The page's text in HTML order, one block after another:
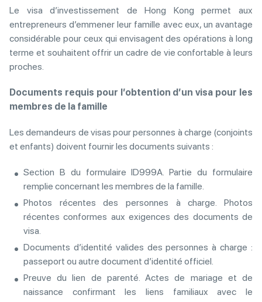
Le visa d’investissement de Hong Kong permet aux
entrepreneurs d’emmener leur famille avec eux, un avantage
considérable pour ceux qui envisagent des opérations à long
terme et souhaitent offrir un cadre de vie confortable à leurs
proches.
Documents requis pour l’obtention d’un visa pour les
membres de la famille
Les demandeurs de visas pour personnes à charge (conjoints
et enfants) doivent fournir les documents suivants :
Section B du formulaire ID999A. Partie du formulaire
remplie concernant les membres de la famille.
Photos récentes des personnes à charge. Photos
récentes conformes aux exigences des documents de
visa.
Documents d’identité valides des personnes à charge :
passeport ou autre document d’identité officiel.
Preuve du lien de parenté. Actes de mariage et de
naissance confirmant les liens familiaux avec le